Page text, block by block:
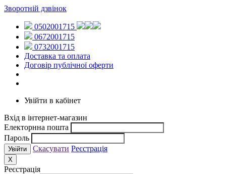
Зворотній дзвінок
0502001715
0672001715
0732001715
Доставка та оплата
Договір публічної оферти
Увійти в кабінет
Вхід в інтернет-магазин
Електорнна пошта
Пароль
Скасувати Реєстрація
X
Реєстрація